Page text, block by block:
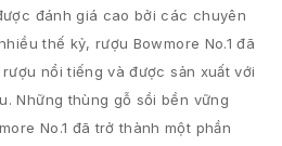
đánh giá cao bởi các chuyên
thế kỷ, rượu Bowmore No.1 đã
nổi tiếng và được sản xuất với
Những thùng gỗ sồi bền vững
No.1 đã trở thành một phần